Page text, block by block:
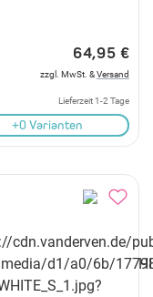
64,95 €
zzgl. MwSt. &Versand
Lieferzeit 1-2 Tage
+0 Varianten